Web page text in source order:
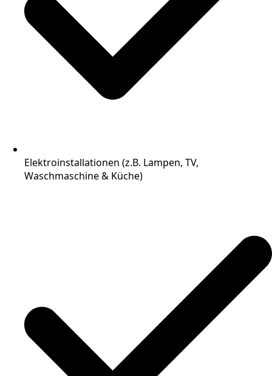
Elektroinstallationen (z.B. Lampen, TV,
Waschmaschine & Küche)